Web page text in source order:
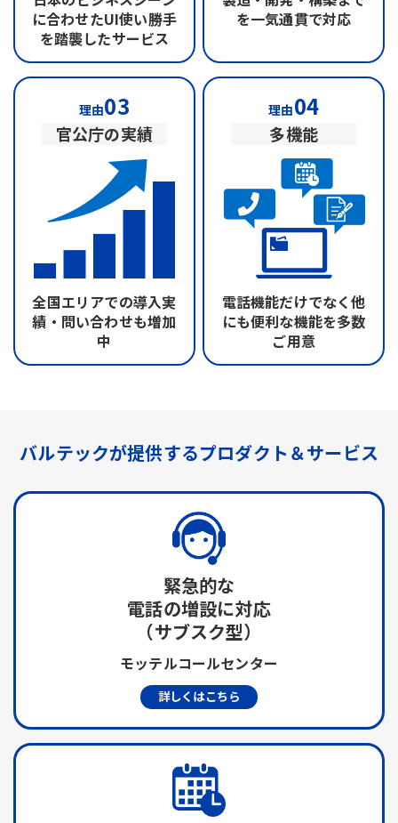
に合わせたUI使い勝手
を踏襲したサービス
を一気通貫で対応
理由03
官公庁の実績
全国エリアでの導入実
績・問い合わせも増加
中
理由04
多機能
電話機能だけでなく他
にも便利な機能を多数
ご用意
バルテックが提供するプロダクト＆サービス
緊急的な
電話の増設に対応
（サブスク型）
モッテルコールセンター
詳しくはこちら